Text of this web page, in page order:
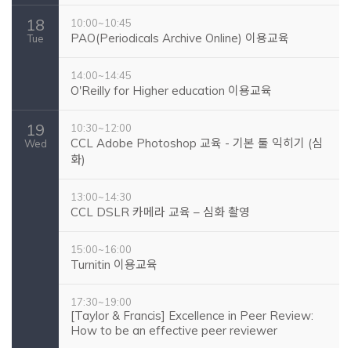
18
Tue
10:00~10:45
PAO(Periodicals Archive Online) 이용교육
14:00~14:45
O'Reilly for Higher education 이용교육
19
Wed
10:30~12:00
CCL Adobe Photoshop 교육 - 기본 툴 익히기 (심
화)
13:00~14:30
CCL DSLR 카메라 교육 – 심화 촬영
15:00~16:00
Turnitin 이용교육
17:30~19:00
[Taylor & Francis] Excellence in Peer Review:
How to be an effective peer reviewer